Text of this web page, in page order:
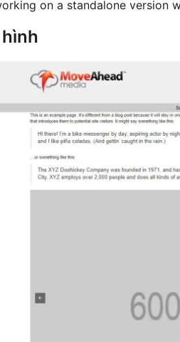
on a standalone version